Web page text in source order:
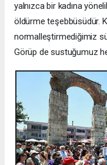
yalnızca bir kadına
öldürme teşebbüsüdür.
normalleştirmediğimiz
Görüp de sustuğumuz